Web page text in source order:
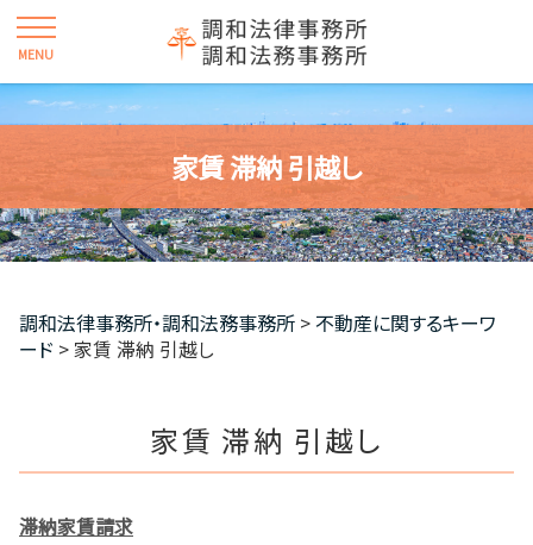
家賃 滞納 引越し
調和法律事務所・調和法務事務所 >不動産に関するキーワ
ード >家賃 滞納 引越し
家賃 滞納 引越し
滞納家賃請求